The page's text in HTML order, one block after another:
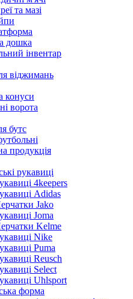
та мазі
дошка
інвентар
віджимань
конуси
ворота
бутс
продукція
рукавиці
4keepers
Adidas
Jako
Joma
Kelme
Nike
Puma
Reusch
Select
Uhlsport
форма